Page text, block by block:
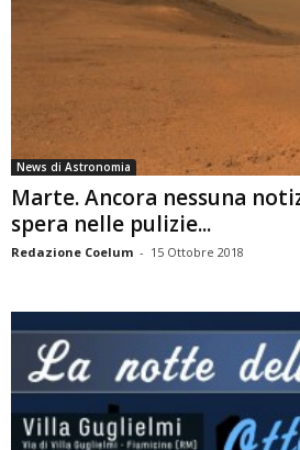
News di Astronomia
Marte. Ancora nessuna
spera nelle pulizie...
Redazione Coelum - 15 Ottobre 2018